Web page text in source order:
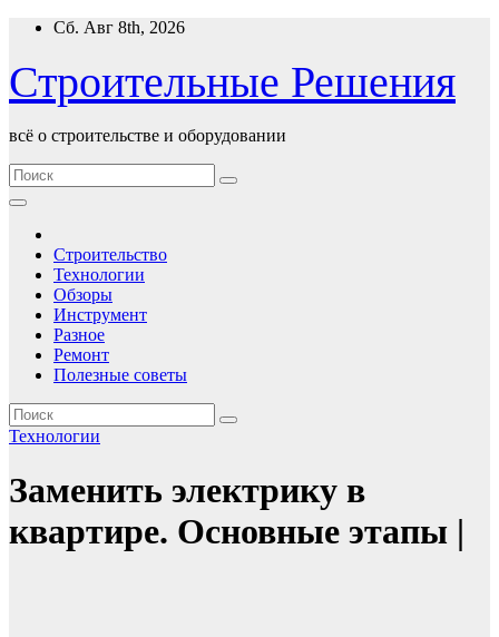
Перейти
содержимому
Сб. Авг 8th, 2026
Строительные Решения
всё о строительстве и оборудовании
Строительство
Технологии
Обзоры
Инструмент
Разное
Ремонт
Полезные советы
Технологии
Заменить электрику в
квартире. Основные этапы |